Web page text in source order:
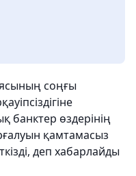
cоңғы
банктер өздерінің
қамтамасыз
деп хабарлайды